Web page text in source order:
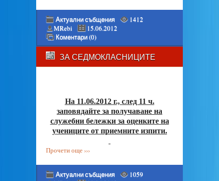
Актуални събщения
1412
MRebi
15.06.2012
Коментари (0)
ЗА СЕДМОКЛАСНИЦИТЕ
На 11.06.2012 г., след 11 ч.
заповядайте за получаване на
служебни бележки за оценките на
учениците от приемните изпити.
Прочети още ›››
Актуални събщения
1059